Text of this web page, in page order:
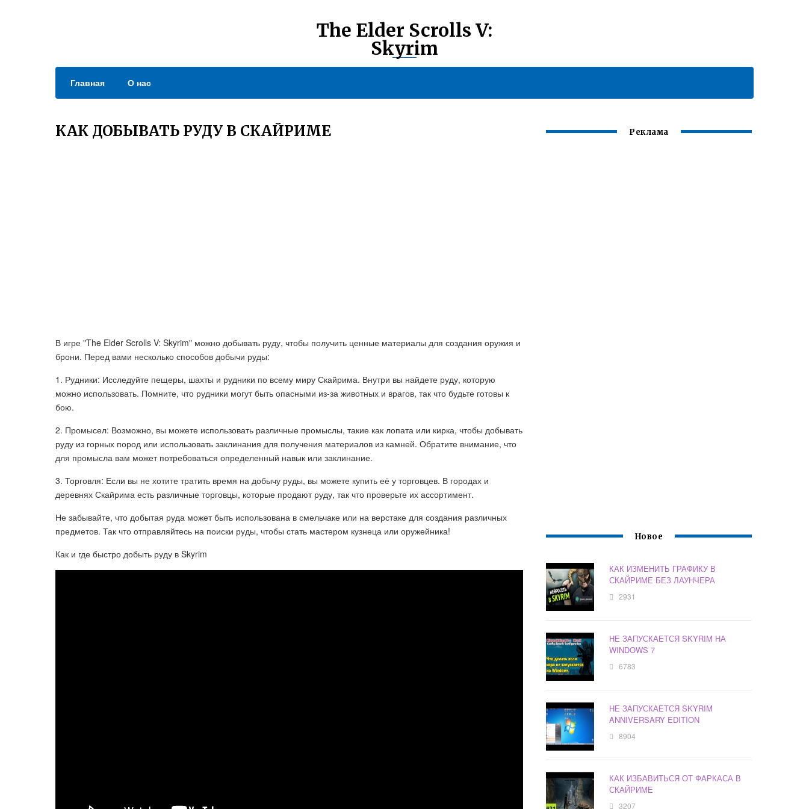
The Elder Scrolls V:
Skyrim
Главная О нас
КАК ДОБЫВАТЬ РУДУ В СКАЙРИМЕ
В игре "The Elder Scrolls V: Skyrim" можно добывать руду, чтобы получить ценные материалы для создания оружия и
брони. Перед вами несколько способов добычи руды:
1. Рудники: Исследуйте пещеры, шахты и рудники по всему миру Скайрима. Внутри вы найдете руду, которую
можно использовать. Помните, что рудники могут быть опасными из-за животных и врагов, так что будьте готовы к
бою.
2. Промысел: Возможно, вы можете использовать различные промыслы, такие как лопата или кирка, чтобы добывать
руду из горных пород или использовать заклинания для получения материалов из камней. Обратите внимание, что
для промысла вам может потребоваться определенный навык или заклинание.
3. Торговля: Если вы не хотите тратить время на добычу руды, вы можете купить её у торговцев. В городах и
деревнях Скайрима есть различные торговцы, которые продают руду, так что проверьте их ассортимент.
Не забывайте, что добытая руда может быть использована в смельчаке или на верстаке для создания различных
предметов. Так что отправляйтесь на поиски руды, чтобы стать мастером кузнеца или оружейника!
Как и где быстро добыть руду в Skyrim
Реклама
Новое
КАК ИЗМЕНИТЬ ГРАФИКУ В
СКАЙРИМЕ БЕЗ ЛАУНЧЕРА
2931
НЕ ЗАПУСКАЕТСЯ SKYRIM НА
WINDOWS 7
6783
НЕ ЗАПУСКАЕТСЯ SKYRIM
ANNIVERSARY EDITION
8904
КАК ИЗБАВИТЬСЯ ОТ ФАРКАСА В
СКАЙРИМЕ
3207